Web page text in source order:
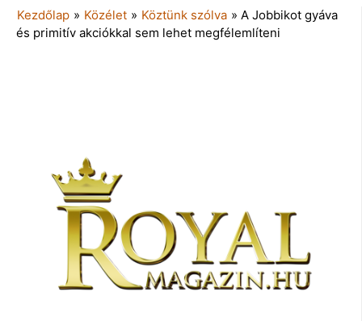
Kezdőlap » Közélet » Köztünk szólva » A Jobbikot gyáva
és primitív akciókkal sem lehet megfélemlíteni